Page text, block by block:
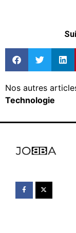
Nos autres
Technologie